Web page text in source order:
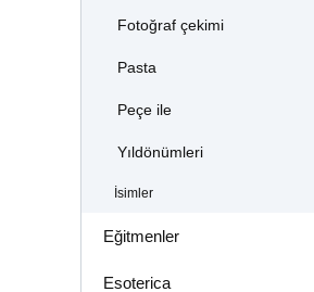
Fotoğraf çekimi
Pasta
Peçe ile
Yıldönümleri
İsimler
Eğitmenler
Esoterica